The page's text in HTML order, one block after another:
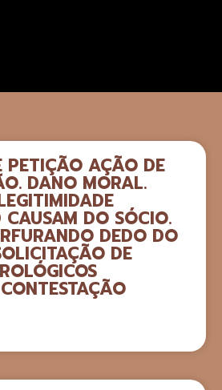
PETIÇÃO AÇÃO DE
DANO MORAL.
CAUSAM DO SÓCIO.
DEDO DO
DE